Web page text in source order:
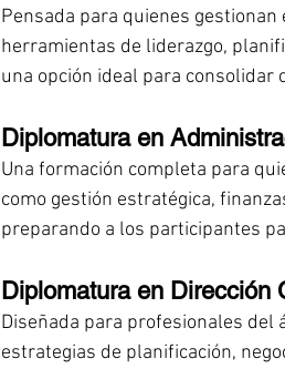
Pensada para quienes
herramientas de liderazgo,
una opción ideal para consolidar
Diplomatura en
Una formación completa para
como gestión estratégica,
preparando a los participantes
Diplomatura en Dirección
Diseñada para profesionales del
estrategias de planificación,